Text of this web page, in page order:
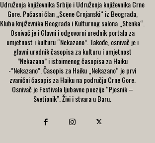
Udruženja književnika Srbije i Udruženja književnika Crne
Gore. Počasni član „Scene Crnjanski“ iz Beograda,
Kluba književnika Beograda i Kulturnog salona „Stenka“.
Osnivač je i Glavni i odgovorni urednik portala za
umjetnost i kulturu “Nekazano”. Takođe, osnivač je i
glavni urednik časopisa za kulturu i umjetnost
”Nekazano” i istoimenog časopisa za Haiku
-”Nekazano”. Časopis za Haiku „Nekazano“ je prvi
zvanični časopis za Haiku na području Crne Gore.
Osnivač je Festivala ljubavne poezije “Pjesnik –
Svetionik”. Živi i stvara u Baru.